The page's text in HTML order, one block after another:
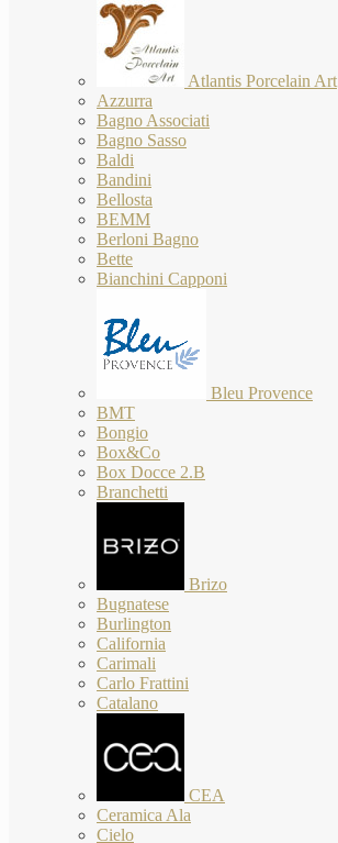
Atlantis Porcelain Art
Azzurra
Bagno Associati
Bagno Sasso
Baldi
Bandini
Bellosta
BEMM
Berloni Bagno
Bette
Bianchini Capponi
Bleu Provence
BMT
Bongio
Box&Co
Box Docce 2.B
Branchetti
Brizo
Bugnatese
Burlington
California
Carimali
Carlo Frattini
Catalano
CEA
Ceramica Ala
Cielo